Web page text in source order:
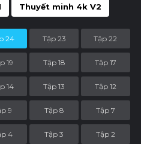
Thuyết minh 4k V2
24 Tập 23 Tập 22
19 Tập 18 Tập 17
14 Tập 13 Tập 12
9 Tập 8 Tập 7
4 Tập 3 Tập 2